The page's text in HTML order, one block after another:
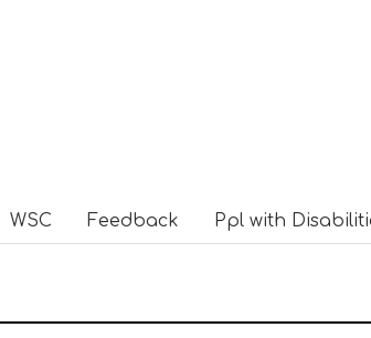
WSC Feedback Ppl with